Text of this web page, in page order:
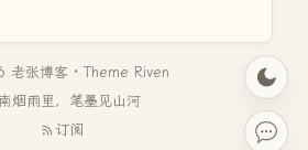
老张博客 · Theme Riven
烟雨里，笔墨见山河
订阅